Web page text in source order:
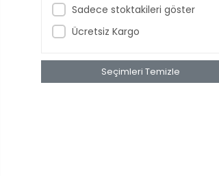
Sadece stoktakileri göster
Ücretsiz Kargo
Seçimleri Temizle